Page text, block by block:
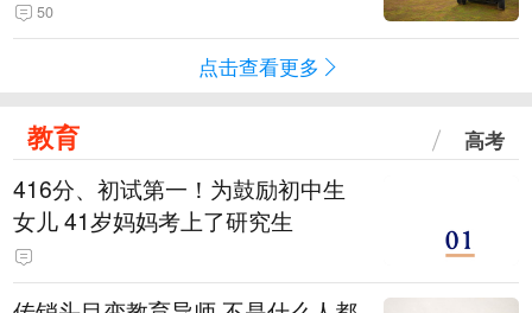
50
点击查看更多
教育 高考
416分、初试第一！为鼓励初中生
女儿 41岁妈妈考上了研究生